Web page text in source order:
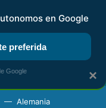
RENTA
Alemania
×
en Google
preferida
Google